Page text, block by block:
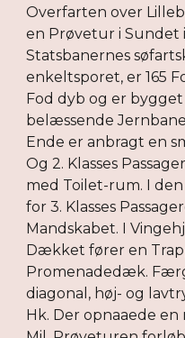
Overfarten over
en Prøvetur i Sundet
Statsbanernes
enkeltsporet, er 165
Fod dyb og er
belæssende
Ende er anbragt en
Og 2. Klasses
med Toilet-rum. I
for 3. Klasses
Mandskabet. I
Dækket fører en
Promenadedæk.
diagonal, høj- og
Hk. Der opnaaede en